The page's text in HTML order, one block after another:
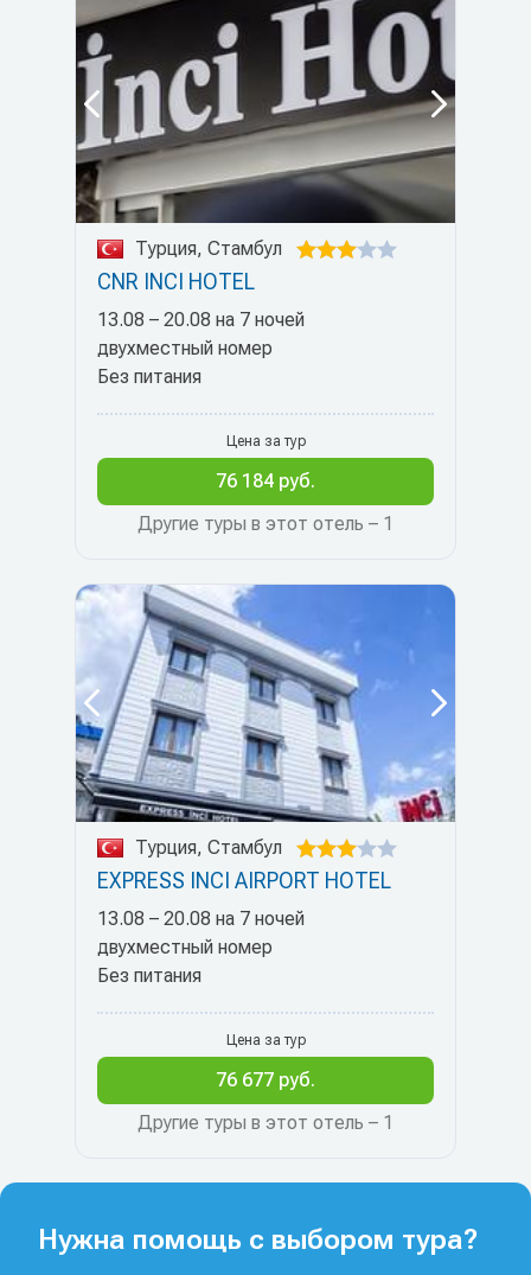
Турция, Стамбул
CNR INCI HOTEL
13.08 – 20.08 на 7 ночей
двухместный номер
Без питания
Другие туры в этот отель – 1
Цена за тур
76 184 руб.
Турция, Стамбул
EXPRESS INCI AIRPORT HOTEL
13.08 – 20.08 на 7 ночей
двухместный номер
Без питания
Другие туры в этот отель – 1
Цена за тур
76 677 руб.
Нужна помощь с выбором тура?